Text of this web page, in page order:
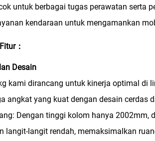
untuk berbagai tugas perawatan serta
kendaraan untuk mengamankan
：
Desain
kami dirancang untuk kinerja optimal di
angkat yang kuat dengan desain cerdas
Dengan tinggi kolom hanya
langit-langit rendah, memaksimalkan